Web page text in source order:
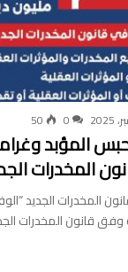
0
50
المؤبد
المخدرات
قانون المخدرات الجديد
وفق قانون المخدرات